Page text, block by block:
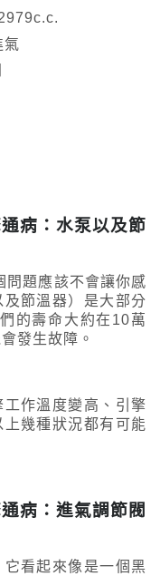
氣
病：水泵以及節
問題應該不會讓你感
節溫器）是大部分
的壽命大約在10萬
發生故障。
作溫度變高、引擎
幾種狀況都有可能
病：進氣調節閥
看起來像是一個黑